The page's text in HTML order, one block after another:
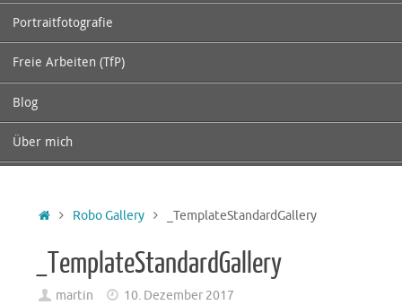
Portraitfotografie
Freie Arbeiten (TfP)
Blog
Über mich
Startseite
Robo Gallery _TemplateStandardGallery
_TemplateStandardGallery
martin 10. Dezember 2017